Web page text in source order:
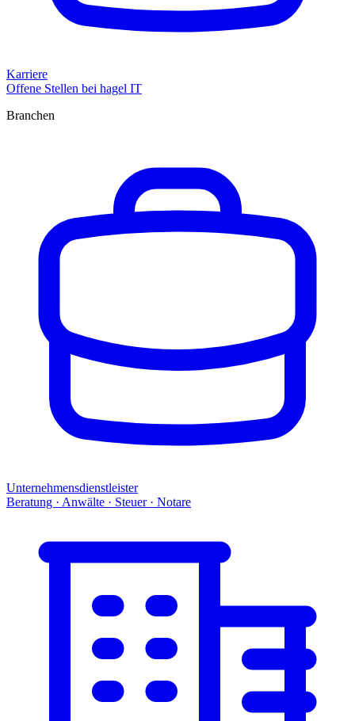
Karriere
Offene Stellen bei hagel IT
Branchen
Unternehmensdienstleister
Beratung · Anwälte · Steuer · Notare